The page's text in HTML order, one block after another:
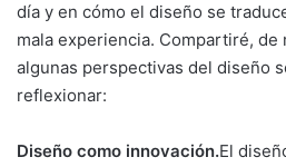
día y en cómo el diseño se
mala experiencia. Compartiré, de
algunas perspectivas del diseño
reflexionar:
Diseño como innovación.El